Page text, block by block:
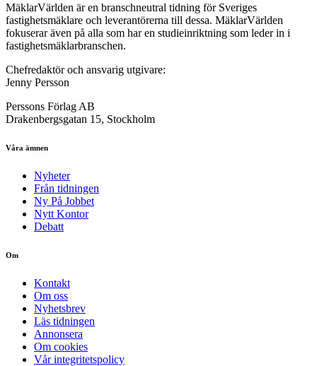
MäklarVärlden är en branschneutral tidning för Sveriges
fastighetsmäklare och leverantörerna till dessa. MäklarVärlden
fokuserar även på alla som har en studieinriktning som leder in i
fastighetsmäklarbranschen.
Chefredaktör och ansvarig utgivare:
Jenny Persson
Perssons Förlag AB
Drakenbergsgatan 15, Stockholm
Våra ämnen
Nyheter
Från tidningen
Ny På Jobbet
Nytt Kontor
Debatt
Om
Kontakt
Om oss
Nyhetsbrev
Läs tidningen
Annonsera
Om cookies
Vår integritetspolicy